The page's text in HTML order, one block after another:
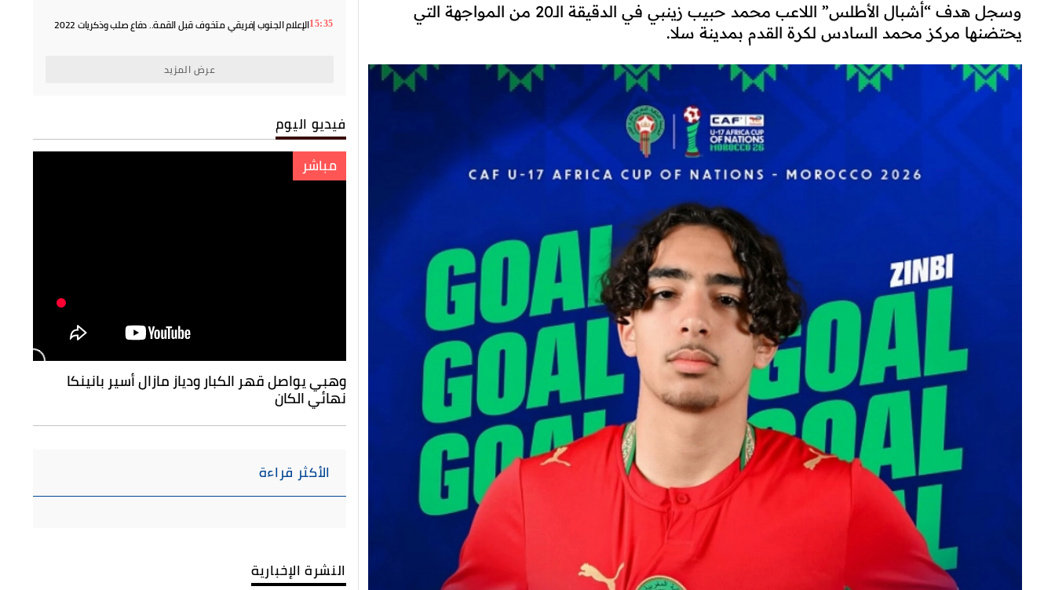
وسجل هدف “أشبال الأطلس” اللاعب محمد حبيب زينبي في الدقيقة الـ20 من المواجهة التي
يحتضنها مركز محمد السادس لكرة القدم بمدينة سلا.
15:35
الإعلام الجنوب إفريقي متخوف قبل القمة.. دفاع صلب وذكريات 2022
عرض المزيد
فيديو اليوم
مباشر
وهبي يواصل قهر الكبار ودياز مازال أسير بانينكا
نهائي الكان
الأكثر قراءة
النشرة الإخبارية